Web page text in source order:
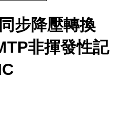
步降壓轉換
非揮發性記